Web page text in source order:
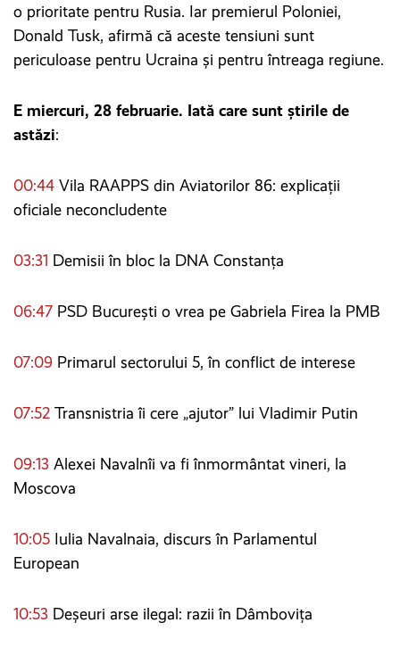
o prioritate pentru Rusia. Iar premierul Poloniei,
Donald Tusk, afirmă că aceste tensiuni sunt
periculoase pentru Ucraina și pentru întreaga regiune.
E miercuri, 28 februarie. Iată care sunt știrile de
astăzi:
00:44 Vila RAAPPS din Aviatorilor 86: explicații
oficiale neconcludente
03:31 Demisii în bloc la DNA Constanța
06:47 PSD București o vrea pe Gabriela Firea la PMB
07:09 Primarul sectorului 5, în conflict de interese
07:52 Transnistria îi cere „ajutor” lui Vladimir Putin
09:13 Alexei Navalnîi va fi înmormântat vineri, la
Moscova
10:05 Iulia Navalnaia, discurs în Parlamentul
European
10:53 Deșeuri arse ilegal: razii în Dâmbovița